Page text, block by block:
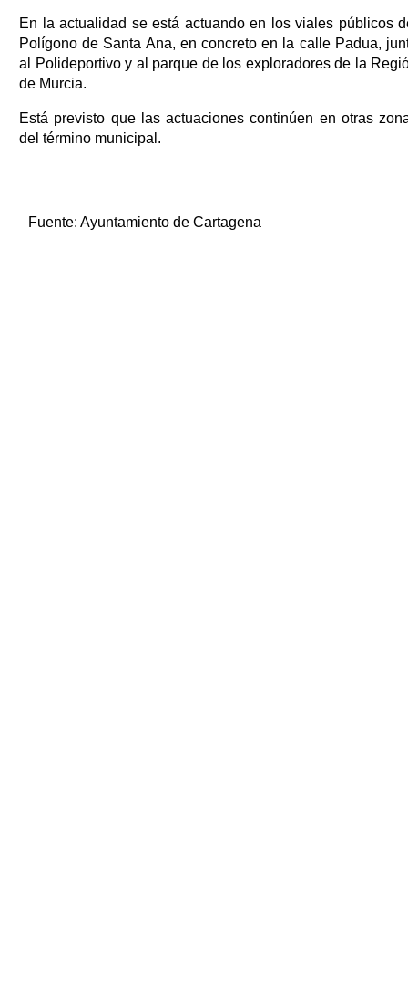
En la actualidad se está actuando en los viales públicos
Polígono de Santa Ana, en concreto en la calle Padua,
al Polideportivo y al parque de los exploradores de la
de Murcia.
Está previsto que las actuaciones continúen en otras
del término municipal.
Fuente: Ayuntamiento de Cartagena